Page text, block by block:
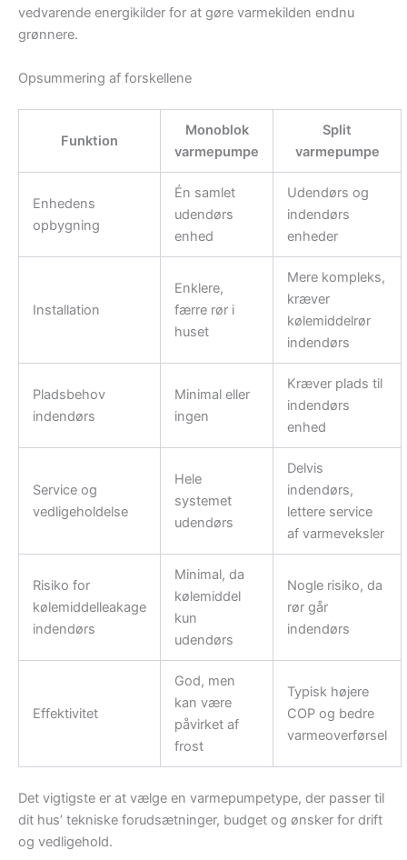
vedvarende energikilder for at gøre varmekilden endnu
grønnere.
Opsummering af forskellene
Funktion
Monoblok
varmepumpe
Split
varmepumpe
Enhedens
opbygning
Én samlet
udendørs
enhed
Udendørs og
indendørs
enheder
Installation
Enklere,
færre rør i
huset
Mere kompleks,
kræver
kølemiddelrør
indendørs
Pladsbehov
indendørs
Minimal eller
ingen
Kræver plads til
indendørs
enhed
Service og
vedligeholdelse
Hele
systemet
udendørs
Delvis
indendørs,
lettere service
af varmeveksler
Risiko for
kølemiddelleakage
indendørs
Minimal, da
kølemiddel
kun
udendørs
Nogle risiko, da
rør går
indendørs
Effektivitet
God, men
kan være
påvirket af
frost
Typisk højere
COP og bedre
varmeoverførsel
Det vigtigste er at vælge en varmepumpetype, der passer til
dit hus’ tekniske forudsætninger, budget og ønsker for drift
og vedligehold.